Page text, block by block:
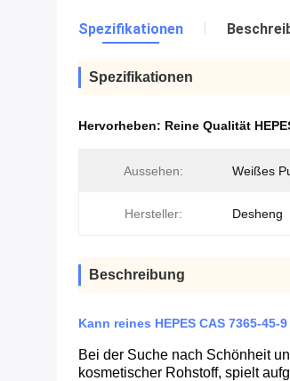
Spezifikationen
Spezifikationen
Hervorheben: Reine Qualität
Aussehen: Weißes
Hersteller: Desheng
Beschreibung
Kann reines HEPES CAS 7365-
Bei der Suche nach Schönheit
kosmetischer Rohstoff, spielt